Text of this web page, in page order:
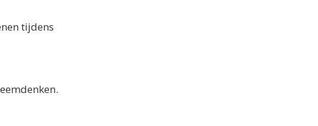
tijdens